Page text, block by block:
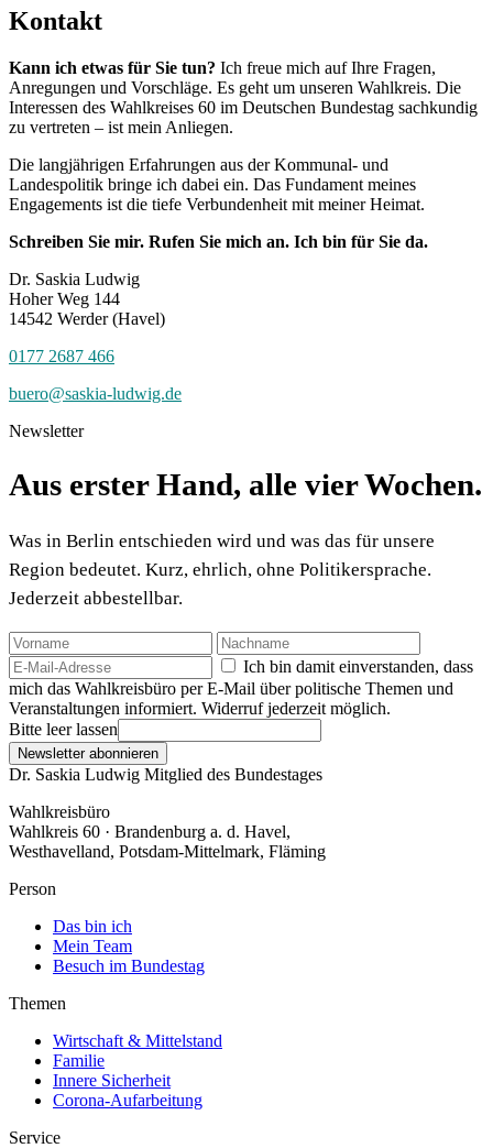
Kontakt
Kann ich etwas für Sie tun? Ich freue mich auf Ihre Fragen,
Anregungen und Vorschläge. Es geht um unseren Wahlkreis. Die
Interessen des Wahlkreises 60 im Deutschen Bundestag sachkundig
zu vertreten – ist mein Anliegen.
Die langjährigen Erfahrungen aus der Kommunal- und
Landespolitik bringe ich dabei ein. Das Fundament meines
Engagements ist die tiefe Verbundenheit mit meiner Heimat.
Schreiben Sie mir. Rufen Sie mich an. Ich bin für Sie da.
Dr. Saskia Ludwig
Hoher Weg 144
14542 Werder (Havel)
0177 2687 466
buero@saskia-ludwig.de
Newsletter
Aus erster Hand, alle vier Wochen.
Was in Berlin entschieden wird und was das für unsere
Region bedeutet. Kurz, ehrlich, ohne Politikersprache.
Jederzeit abbestellbar.
Ich bin damit einverstanden, dass
mich das Wahlkreisbüro per E-Mail über politische Themen und
Veranstaltungen informiert. Widerruf jederzeit möglich.
Bitte leer lassen
Newsletter abonnieren
Dr. Saskia Ludwig Mitglied des Bundestages
Wahlkreisbüro
Wahlkreis 60 · Brandenburg a. d. Havel,
Westhavelland, Potsdam-Mittelmark, Fläming
Person
Das bin ich
Mein Team
Besuch im Bundestag
Themen
Wirtschaft & Mittelstand
Familie
Innere Sicherheit
Corona-Aufarbeitung
Service